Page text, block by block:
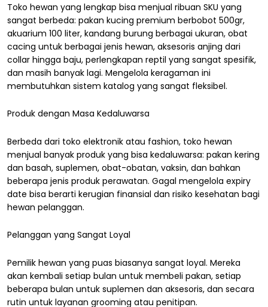
Toko hewan yang lengkap bisa menjual ribuan SKU yang
sangat berbeda: pakan kucing premium berbobot 500gr,
akuarium 100 liter, kandang burung berbagai ukuran, obat
cacing untuk berbagai jenis hewan, aksesoris anjing dari
collar hingga baju, perlengkapan reptil yang sangat spesifik,
dan masih banyak lagi. Mengelola keragaman ini
membutuhkan sistem katalog yang sangat fleksibel.
Produk dengan Masa Kedaluwarsa
Berbeda dari toko elektronik atau fashion, toko hewan
menjual banyak produk yang bisa kedaluwarsa: pakan kering
dan basah, suplemen, obat-obatan, vaksin, dan bahkan
beberapa jenis produk perawatan. Gagal mengelola expiry
date bisa berarti kerugian finansial dan risiko kesehatan bagi
hewan pelanggan.
Pelanggan yang Sangat Loyal
Pemilik hewan yang puas biasanya sangat loyal. Mereka
akan kembali setiap bulan untuk membeli pakan, setiap
beberapa bulan untuk suplemen dan aksesoris, dan secara
rutin untuk layanan grooming atau penitipan.